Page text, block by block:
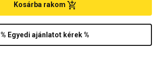
% Egyedi ajánlatot kérek %
Kosárba rakom